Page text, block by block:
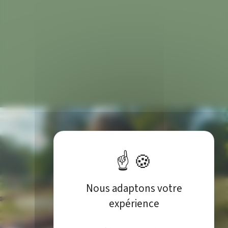
CHAMPA’ LOISIRS
Nous adaptons votre
expérience